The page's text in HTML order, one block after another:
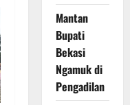
Mantan
Bupati
Bekasi
Ngamuk di
Pengadilan